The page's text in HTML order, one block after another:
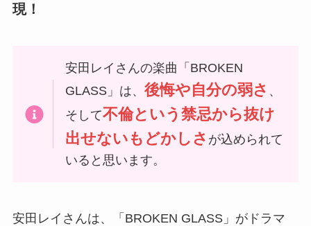
現！
安田レイさんの楽曲「BROKEN
GLASS」は、後悔や自分の弱さ 、
そして不倫という禁忌から抜け
出せないもどかしさ が込められて
いると思います。
安田レイさんは、「BROKEN GLASS」がドラマ